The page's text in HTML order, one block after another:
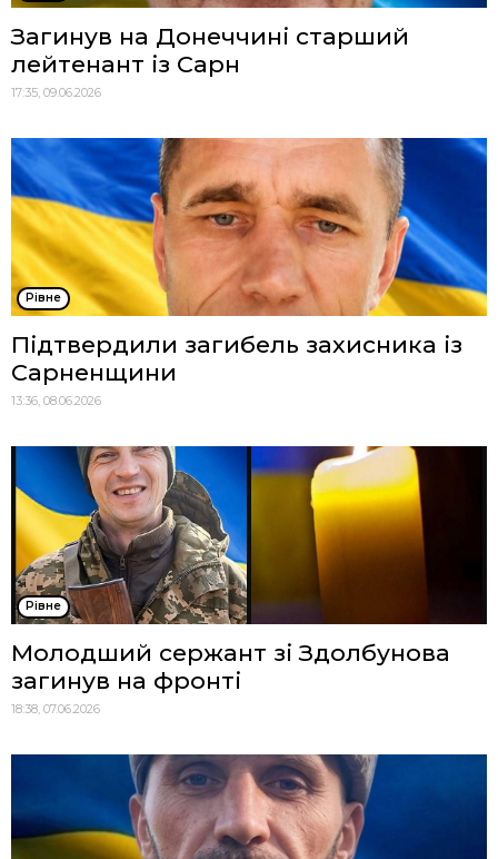
Загинув на Донеччині старший
лейтенант із Сарн
17:35, 09.06.2026
Рівне
Підтвердили загибель захисника із
Сарненщини
13:36, 08.06.2026
Рівне
Молодший сержант зі Здолбунова
загинув на фронті
18:38, 07.06.2026